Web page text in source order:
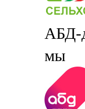
АБД-
мы